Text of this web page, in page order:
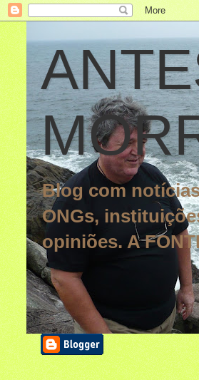
Blog com
ONGs,
opiniões. A